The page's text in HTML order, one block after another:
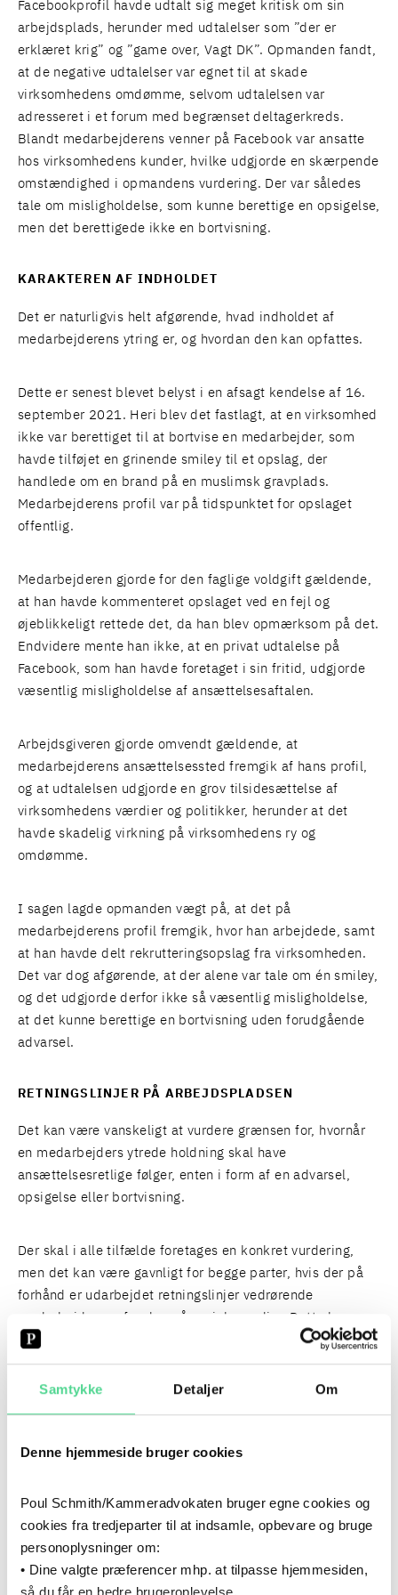
Samtykke Detaljer Om
Denne hjemmeside bruger cookies
Poul Schmith/Kammeradvokaten bruger egne cookies og
cookies fra tredjeparter til at indsamle, opbevare og bruge
personoplysninger om:
• Dine valgte præferencer mhp. at tilpasse hjemmesiden,
Facebookprofil havde udtalt sig meget kritisk om sin
arbejdsplads, herunder med udtalelser som ”der er
erklæret krig” og ”game over, Vagt DK”. Opmanden fandt,
at de negative udtalelser var egnet til at skade
virksomhedens omdømme, selvom udtalelsen var
adresseret i et forum med begrænset deltagerkreds.
Blandt medarbejderens venner på Facebook var ansatte
hos virksomhedens kunder, hvilke udgjorde en skærpende
omstændighed i opmandens vurdering. Der var således
tale om misligholdelse, som kunne berettige en opsigelse,
men det berettigede ikke en bortvisning.
KARAKTEREN AF INDHOLDET
Det er naturligvis helt afgørende, hvad indholdet af
medarbejderens ytring er, og hvordan den kan opfattes.
Dette er senest blevet belyst i en afsagt kendelse af 16.
september 2021. Heri blev det fastlagt, at en virksomhed
ikke var berettiget til at bortvise en medarbejder, som
havde tilføjet en grinende smiley til et opslag, der
handlede om en brand på en muslimsk gravplads.
Medarbejderens profil var på tidspunktet for opslaget
offentlig.
Medarbejderen gjorde for den faglige voldgift gældende,
at han havde kommenteret opslaget ved en fejl og
øjeblikkeligt rettede det, da han blev opmærksom på det.
Endvidere mente han ikke, at en privat udtalelse på
Facebook, som han havde foretaget i sin fritid, udgjorde
væsentlig misligholdelse af ansættelsesaftalen.
Arbejdsgiveren gjorde omvendt gældende, at
medarbejderens ansættelsessted fremgik af hans profil,
og at udtalelsen udgjorde en grov tilsidesættelse af
virksomhedens værdier og politikker, herunder at det
havde skadelig virkning på virksomhedens ry og
omdømme.
I sagen lagde opmanden vægt på, at det på
medarbejderens profil fremgik, hvor han arbejdede, samt
at han havde delt rekrutteringsopslag fra virksomheden.
Det var dog afgørende, at der alene var tale om én smiley,
og det udgjorde derfor ikke så væsentlig misligholdelse,
at det kunne berettige en bortvisning uden forudgående
advarsel.
RETNINGSLINJER PÅ ARBEJDSPLADSEN
Det kan være vanskeligt at vurdere grænsen for, hvornår
en medarbejders ytrede holdning skal have
ansættelsesretlige følger, enten i form af en advarsel,
opsigelse eller bortvisning.
Der skal i alle tilfælde foretages en konkret vurdering,
men det kan være gavnligt for begge parter, hvis der på
forhånd er udarbejdet retningslinjer vedrørende
medarbejdernes færden på sociale medier. Dette kan
eksempelvis indarbejdes i en personalehåndbog.
Arbejdsgiveren kan i medfør af ledelsesretten fastsætte
en politik om, hvordan virksomheden forholder sig til de
medarbejdernes færden på sociale medier. Fordelen ved
forhånd har taget stilling til, hvordan udtalelser, der er i
konflikt med virksomhedens værdier, skal håndteres. På
samme vis har medarbejderne klarhed om, hvad der
forventes af dem.